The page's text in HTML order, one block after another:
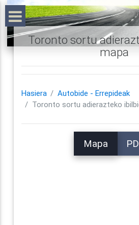
Toronto sortu
mapa
Hasiera
Autobide - Errepideak
Toronto sortu adierazteko
Mapa